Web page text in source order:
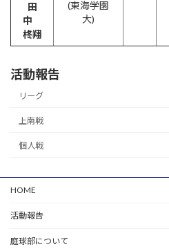
田
中
柊翔
(東海学園
大)
活動報告
リーグ
上南戦
個人戦
HOME
活動報告
庭球部について